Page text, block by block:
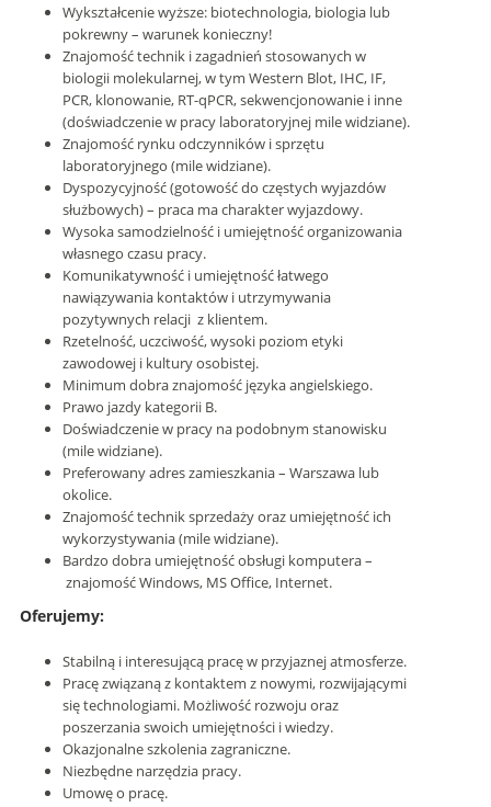
Wykształcenie wyższe: biotechnologia, biologia lub
pokrewny – warunek konieczny!
Znajomość technik i zagadnień stosowanych w
biologii molekularnej, w tym Western Blot, IHC, IF,
PCR, klonowanie, RT-qPCR, sekwencjonowanie i inne
(doświadczenie w pracy laboratoryjnej mile widziane).
Znajomość rynku odczynników i sprzętu
laboratoryjnego (mile widziane).
Dyspozycyjność (gotowość do częstych wyjazdów
służbowych) – praca ma charakter wyjazdowy.
Wysoka samodzielność i umiejętność organizowania
własnego czasu pracy.
Komunikatywność i umiejętność łatwego
nawiązywania kontaktów i utrzymywania
pozytywnych relacji z klientem.
Rzetelność, uczciwość, wysoki poziom etyki
zawodowej i kultury osobistej.
Minimum dobra znajomość języka angielskiego.
Prawo jazdy kategorii B.
Doświadczenie w pracy na podobnym stanowisku
(mile widziane).
Preferowany adres zamieszkania – Warszawa lub
okolice.
Znajomość technik sprzedaży oraz umiejętność ich
wykorzystywania (mile widziane).
Bardzo dobra umiejętność obsługi komputera –
znajomość Windows, MS Office, Internet.
Oferujemy:
Stabilną i interesującą pracę w przyjaznej atmosferze.
Pracę związaną z kontaktem z nowymi, rozwijającymi
się technologiami. Możliwość rozwoju oraz
poszerzania swoich umiejętności i wiedzy.
Okazjonalne szkolenia zagraniczne.
Niezbędne narzędzia pracy.
Umowę o pracę.